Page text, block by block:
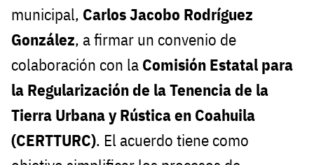
municipal, Carlos Jacobo Rodríguez
González, a firmar un convenio de
colaboración con la Comisión Estatal para
la Regularización de la Tenencia de la
Tierra Urbana y Rústica en Coahuila
(CERTTURC). El acuerdo tiene como